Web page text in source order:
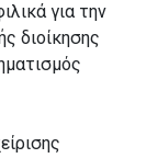
για την
διοίκησης